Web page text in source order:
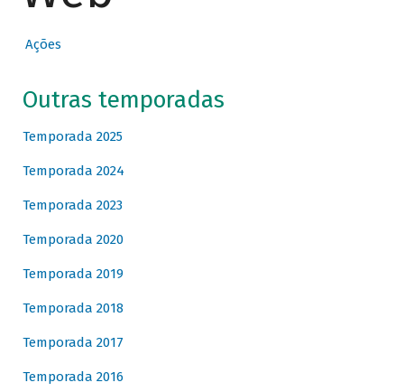
Ações
Outras temporadas
Temporada 2025
Temporada 2024
Temporada 2023
Temporada 2020
Temporada 2019
Temporada 2018
Temporada 2017
Temporada 2016